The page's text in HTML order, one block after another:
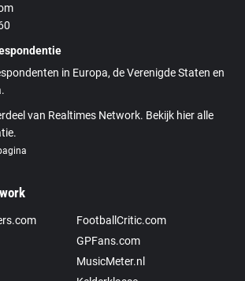
in Europa, de Verenigde Staten en
van Realtimes Network. Bekijk hier alle
FootballCritic.com
GPFans.com
MusicMeter.nl